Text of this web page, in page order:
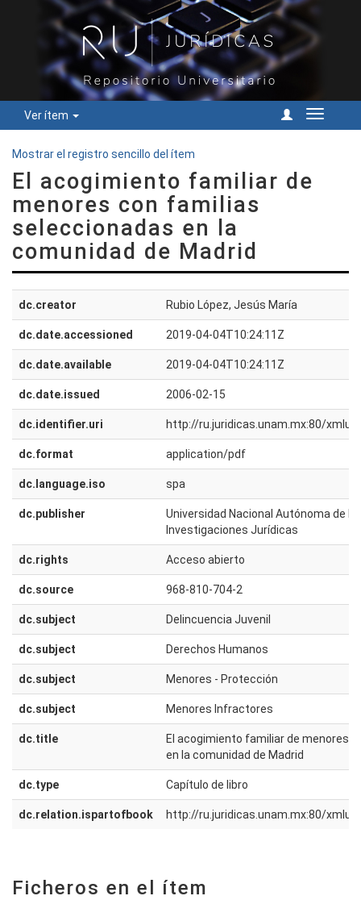
Ver ítem
Cambiar
Mostrar el registro sencillo del ítem
El acogimiento familiar de
menores con familias
seleccionadas en la
comunidad de Madrid
dc.creator Rubio López, Jesús María
dc.date.accessioned 2019-04-04T10:24:11Z
dc.date.available 2019-04-04T10:24:11Z
dc.date.issued 2006-02-15
dc.identifier.uri http://ru.juridicas.unam.mx:80/
dc.format application/pdf
dc.language.iso spa
dc.publisher
Universidad Nacional Autónoma de
Investigaciones Jurídicas
dc.rights Acceso abierto
dc.source 968-810-704-2
dc.subject Delincuencia Juvenil
dc.subject Derechos Humanos
dc.subject Menores - Protección
dc.subject Menores Infractores
dc.title
El acogimiento familiar de menores
en la comunidad de Madrid
dc.type Capítulo de libro
dc.relation.ispartofbook http://ru.juridicas.unam.mx:80/
Ficheros en el ítem